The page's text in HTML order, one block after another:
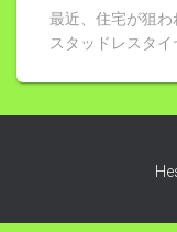
最近、住宅が狙わ
スタッドレスタイ